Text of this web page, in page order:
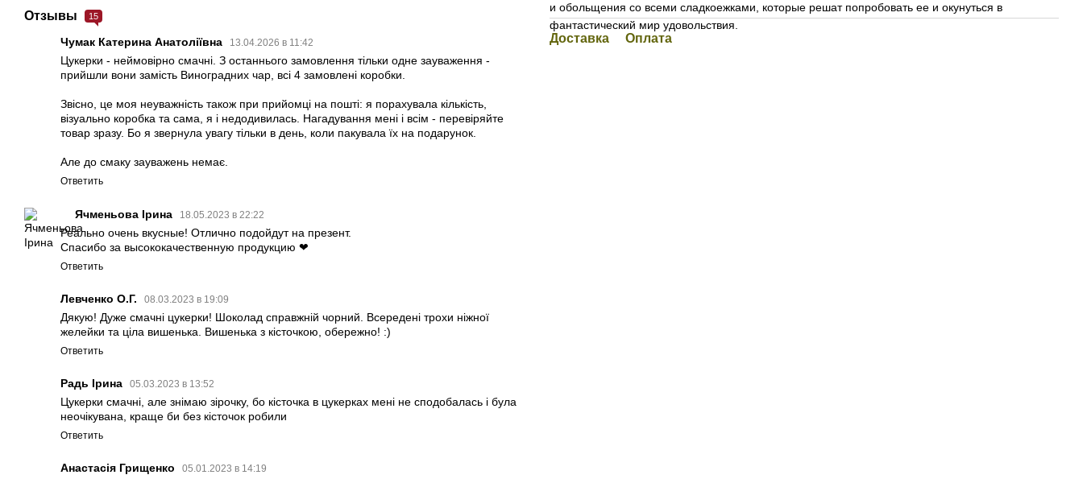
Отзывы 15
Чумак Катерина Анатоліївна 13.04.2026 в 11:42
Цукерки - неймовірно смачні. З останнього замовлення тільки одне зауваження -
прийшли вони замість Виноградних чар, всі 4 замовлені коробки.
Звісно, це моя неуважність також при прийомці на пошті: я порахувала кількість,
візуально коробка та сама, я і недодивилась. Нагадування мені і всім - перевіряйте
товар зразу. Бо я звернула увагу тільки в день, коли пакувала їх на подарунок.
Але до смаку зауважень немає.
Ответить
Ячменьова Ірина 18.05.2023 в 22:22
Реально очень вкусные! Отлично подойдут на презент.
Спасибо за высококачественную продукцию ❤
Ответить
Левченко О.Г. 08.03.2023 в 19:09
Дякую! Дуже смачні цукерки! Шоколад справжній чорний. Всередені трохи ніжної
желейки та ціла вишенька. Вишенька з кісточкою, обережно! :)
Ответить
Радь Ірина 05.03.2023 в 13:52
Цукерки смачні, але знімаю зірочку, бо кісточка в цукерках мені не сподобалась і була
неочікувана, краще би без кісточок робили
Ответить
Анастасія Грищенко 05.01.2023 в 14:19
и обольщения со всеми сладкоежками, которые решат попробовать ее и окунуться в
фантастический мир удовольствия.
Доставка Оплата